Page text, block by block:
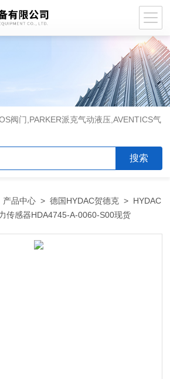
阀门,PARKER派克气动液压,AVENTICS气
产品中心 >德国HYDAC贺德克 > HYDAC
传感器HDA4745-A-0060-S00现货